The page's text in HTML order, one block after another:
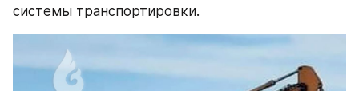
системы транспортировки.